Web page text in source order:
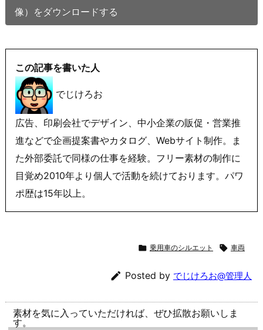
像）をダウンロードする
この記事を書いた人
でじけろお
広告、印刷会社でデザイン、中小企業の販促・営業推
進などで企画提案書やカタログ、Webサイト制作。ま
た外部委託で同様の仕事を経験。フリー素材の制作に
目覚め2010年より個人で活動を続けております。パワ
ポ歴は15年以上。
 乗用車のシルエット  車両
 Posted by でじけろお@管理人
素材を気に入っていただければ、ぜひ拡散お願いしま
す。